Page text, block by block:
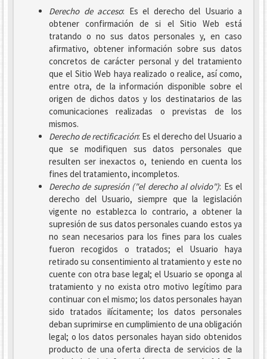
Derecho de acceso: Es el derecho del Usuario a
obtener confirmación de si el Sitio Web está
tratando o no sus datos personales y, en caso
afirmativo, obtener información sobre sus datos
concretos de carácter personal y del tratamiento
que el Sitio Web haya realizado o realice, así como,
entre otra, de la información disponible sobre el
origen de dichos datos y los destinatarios de las
comunicaciones realizadas o previstas de los
mismos.
Derecho de rectificación: Es el derecho del Usuario a
que se modifiquen sus datos personales que
resulten ser inexactos o, teniendo en cuenta los
fines del tratamiento, incompletos.
Derecho de supresión ("el derecho al olvido"): Es el
derecho del Usuario, siempre que la legislación
vigente no establezca lo contrario, a obtener la
supresión de sus datos personales cuando estos ya
no sean necesarios para los fines para los cuales
fueron recogidos o tratados; el Usuario haya
retirado su consentimiento al tratamiento y este no
cuente con otra base legal; el Usuario se oponga al
tratamiento y no exista otro motivo legítimo para
continuar con el mismo; los datos personales hayan
sido tratados ilícitamente; los datos personales
deban suprimirse en cumplimiento de una obligación
legal; o los datos personales hayan sido obtenidos
producto de una oferta directa de servicios de la